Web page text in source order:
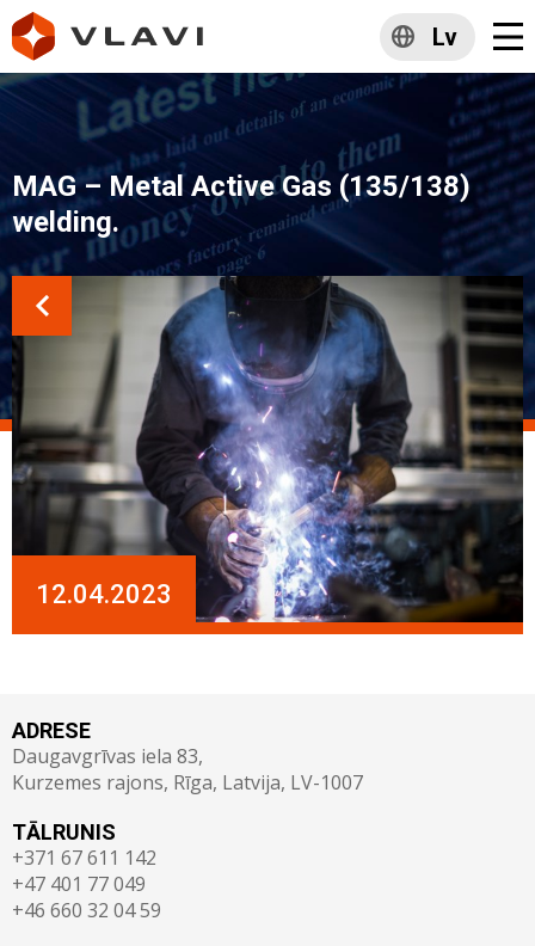
Lv
MAG – Metal Active Gas (135/138)
welding.
12.04.2023
ADRESE
Daugavgrīvas iela 83,
Kurzemes rajons, Rīga, Latvija, LV-1007
TĀLRUNIS
+371 67 611 142
+47 401 77 049
+46 660 32 04 59